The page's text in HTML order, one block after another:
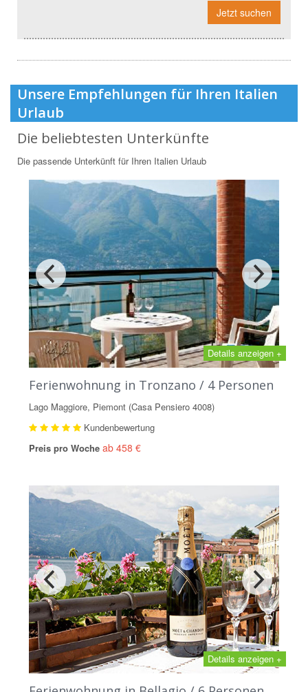
Jetzt suchen
Unsere Empfehlungen für Ihren Italien
Urlaub
Die beliebtesten Unterkünfte
Die passende Unterkünft für Ihren Italien Urlaub
Details anzeigen +
Ferienwohnung in Tronzano / 4 Personen
Lago Maggiore, Piemont (Casa Pensiero 4008)
Kundenbewertung
Preis pro Woche ab 458 €
Details anzeigen +